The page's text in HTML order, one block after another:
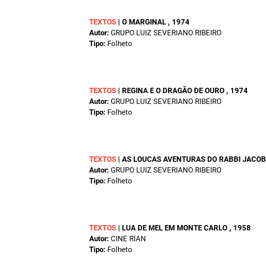
TEXTOS | O MARGINAL , 1974
Autor: GRUPO LUIZ SEVERIANO RIBEIRO
Tipo: Folheto
TEXTOS | REGINA E O DRAGÃO DE OURO , 1974
Autor: GRUPO LUIZ SEVERIANO RIBEIRO
Tipo: Folheto
TEXTOS | AS LOUCAS AVENTURAS DO RABBI JACOB
Autor: GRUPO LUIZ SEVERIANO RIBEIRO
Tipo: Folheto
TEXTOS | LUA DE MEL EM MONTE CARLO , 1958
Autor: CINE RIAN
Tipo: Folheto